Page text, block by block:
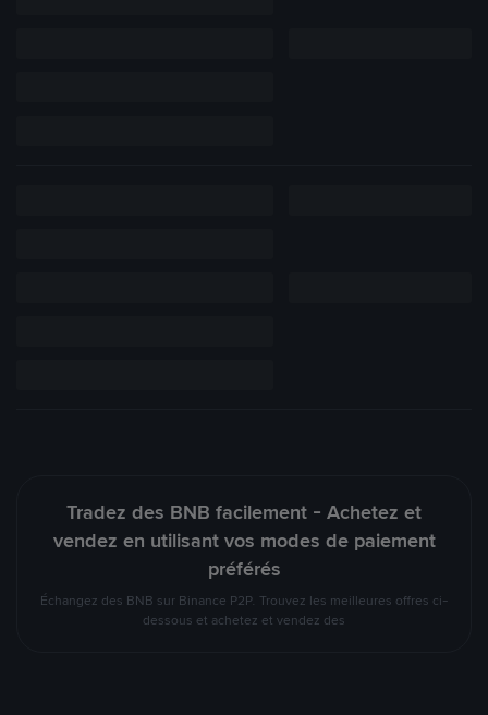
Tradez des BNB facilement - Achetez et
vendez en utilisant vos modes de paiement
préférés
Échangez des BNB sur Binance P2P. Trouvez les meilleures offres ci-
dessous et achetez et vendez des